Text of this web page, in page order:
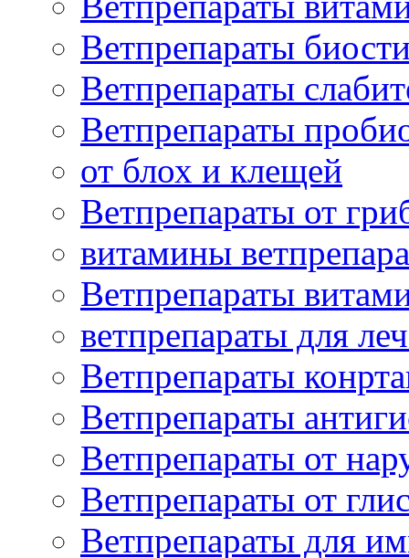
Ветпрепараты
Ветпрепараты
Ветпрепараты
от блох и клещей
Ветпрепараты от
витамины
Ветпрепараты
ветпрепараты для
Ветпрепараты
Ветпрепараты
Ветпрепараты от
Ветпрепараты от
Ветпрепараты для